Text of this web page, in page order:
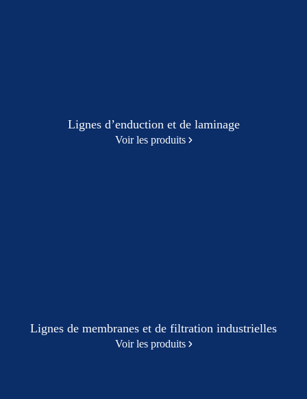
Lignes d’enduction et de laminage
Voir les produits
Lignes de membranes et de filtration industrielles
Voir les produits